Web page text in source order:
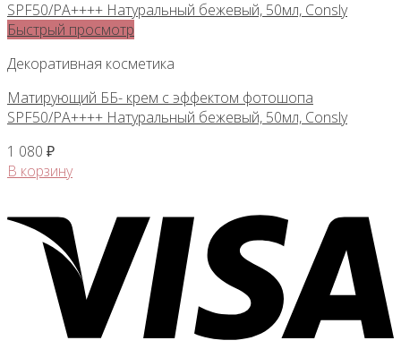
Быстрый просмотр
Декоративная косметика
Матирующий ББ- крем с эффектом фотошопа
SPF50/PA++++ Натуральный бежевый, 50мл, Consly
1 080 ₽
В корзину